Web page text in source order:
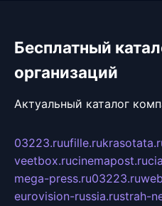
Бесплатный
организаций
Актуальный каталог
03223.ruufille.ru
veetbox.rucinemapost.ru
mega-press.ru03223.ru
eurovision-russia.rustrah-